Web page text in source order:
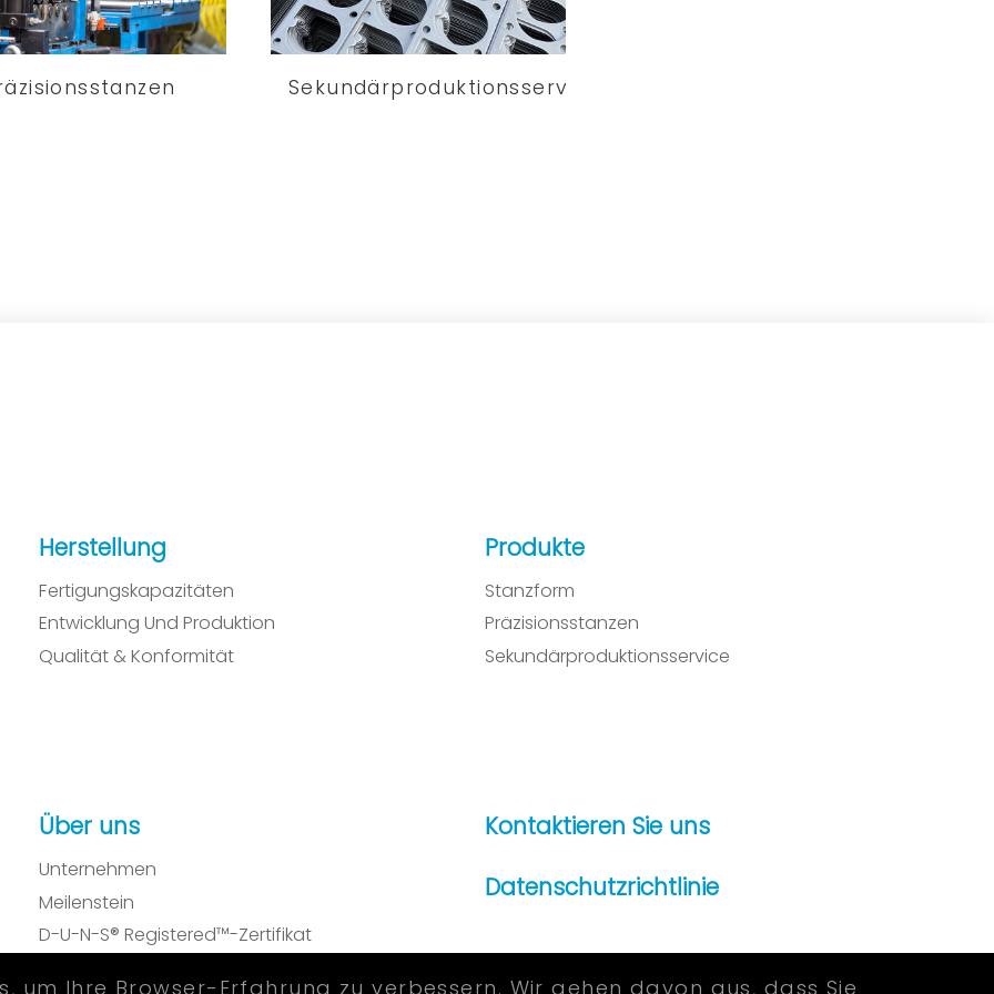
Sekundärproduktionsservice
Herstellung
Fertigungskapazitäten
Entwicklung Und Produktion
Qualität & Konformität
Produkte
Stanzform
Präzisionsstanzen
Sekundärproduktionsservice
Über uns
Unternehmen
Meilenstein
D-U-N-S® Registered™-Zertifikat
Kontaktieren Sie uns
Datenschutzrichtlinie
um Ihre Browser-Erfahrung zu verbessern. Wir gehen davon aus, dass Sie